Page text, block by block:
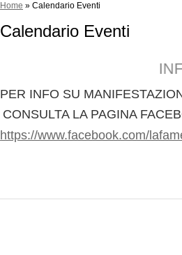
Home » Calendario Eventi
Calendario Eventi
PER INFO SU
CONSULTA LA PAGINA
https://www.facebook.com/